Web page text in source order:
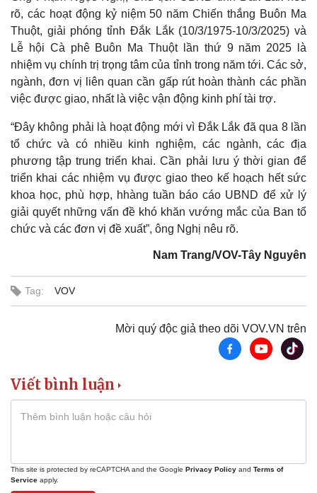
Bất động sản
Khởi nghiệp
Giá vàng
Tiêu dùng
Tỷ giá
Chứng khoán
Giá cà phê
Tin nóng
Tư vấn luật
Việt Nam
rõ, các hoạt động kỷ niệm 50 năm Chiến thắng Buôn Ma
Thuột, giải phóng tỉnh Đắk Lắk (10/3/1975-10/3/2025) và
Lễ hội Cà phê Buôn Ma Thuột lần thứ 9 năm 2025 là
nhiệm vụ chính trị trọng tâm của tỉnh trong năm tới. Các sở,
ngành, đơn vị liên quan cần gấp rút hoàn thành các phần
việc được giao, nhất là việc vận động kinh phí tài trợ.
“Đây không phải là hoạt động mới vì Đắk Lắk đã qua 8 lần
tổ chức và có nhiều kinh nghiệm, các ngành, các địa
phương tập trung triển khai. Cần phải lưu ý thời gian để
triển khai các nhiệm vụ được giao theo kế hoạch hết sức
khoa học, phù hợp, hhàng tuần báo cáo UBND để xử lý
giải quyết những vấn đề khó khăn vướng mắc của Ban tổ
chức và các đơn vị đề xuất”, ông Nghị nêu rõ.
Nam Trang/VOV-Tây Nguyên
Tag: VOV
Mời quý độc giả theo dõi VOV.VN trên
Viết bình luận
This site is protected by reCAPTCHA and the Google Privacy Policy and Terms of
Service apply.